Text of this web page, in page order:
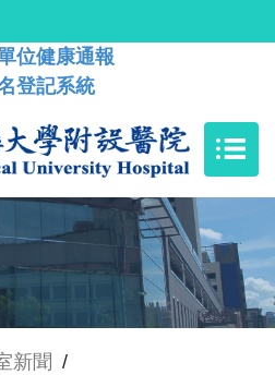
位健康通報
登記系統
新聞 /